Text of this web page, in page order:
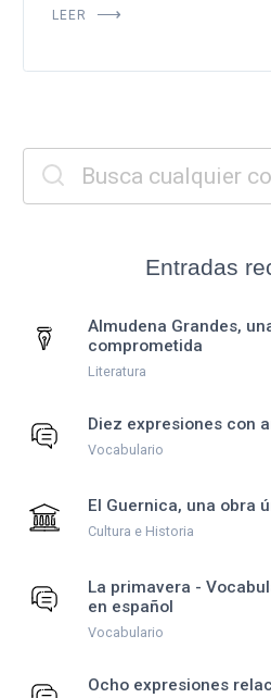
LEER
Entradas
Almudena Grandes,
comprometida
Literatura
Diez expresiones con
Vocabulario
El Guernica, una obra
Cultura e Historia
La primavera -
en español
Vocabulario
Ocho expresiones